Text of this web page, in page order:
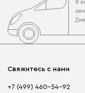
Свяжитесь с нами
+7 (499) 460-54-92